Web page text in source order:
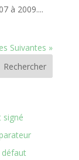
à 2009....
Suivantes »
signé
défaut